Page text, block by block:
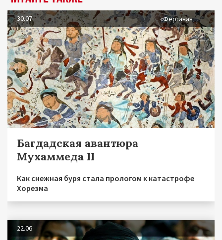
30.07 «Фергана»
Багдадская авантюра
Мухаммеда II
Как снежная буря стала прологом к катастрофе
Хорезма
22.06